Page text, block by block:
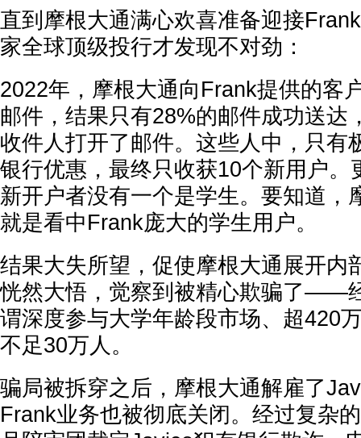
直到摩根大通满心欢喜准备迎接
家全球顶级投行才发现不对劲：
2022年，摩根大通向Frank提供的客
邮件，结果只有28%的邮件成功送达
收件人打开了邮件。这些人中，只有
银行优惠，最终只收获10个新用户。
新开户者没有一个是学生。要知道，
就是看中Frank庞大的学生用户。
结果大失所望，促使摩根大通展开内
恍然大悟，觉察到被精心欺骗了——
谓深度参与大学年龄段市场、超420
不足30万人。
骗局被拆穿之后，摩根大通解雇了
Frank业务也被彻底关闭。经过复杂